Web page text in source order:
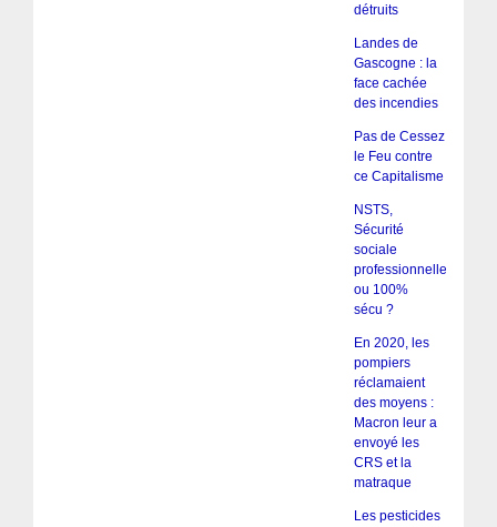
détruits
Landes de
Gascogne : la
face cachée
des incendies
Pas de Cessez
le Feu contre
ce Capitalisme
NSTS,
Sécurité
sociale
professionnelle
ou 100%
sécu ?
En 2020, les
pompiers
réclamaient
des moyens :
Macron leur a
envoyé les
CRS et la
matraque
Les pesticides